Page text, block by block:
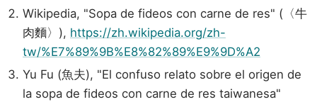
Wikipedia, "Sopa de fideos con carne de res" (〈牛
肉麵〉), https://zh.wikipedia.org/zh-
tw/%E7%89%9B%E8%82%89%E9%9D%A2
Yu Fu (魚夫), "El confuso relato sobre el origen de
la sopa de fideos con carne de res taiwanesa"